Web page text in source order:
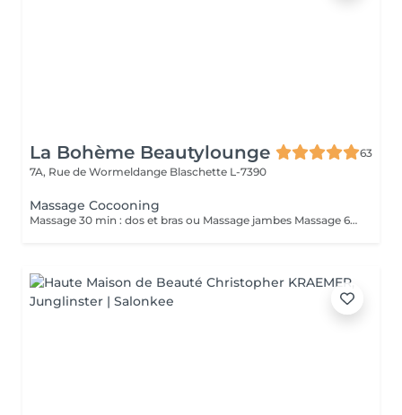
La Bohème Beautylounge
63
7A, Rue de Wormeldange Blaschette L-7390
Massage Cocooning
Massage 30 min : dos et bras ou Massage jambes Massage 60 min dos, bras, jambes *Durée incluant préparation du client et fin de séance ( 10/15 min)*